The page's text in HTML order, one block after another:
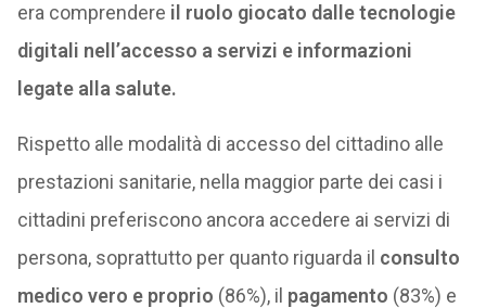
era comprendere il ruolo giocato dalle tecnologie
digitali nell’accesso a servizi e informazioni
legate alla salute.
Rispetto alle modalità di accesso del cittadino alle
prestazioni sanitarie, nella maggior parte dei casi i
cittadini preferiscono ancora accedere ai servizi di
persona, soprattutto per quanto riguarda il consulto
medico vero e proprio (86%), il pagamento (83%) e